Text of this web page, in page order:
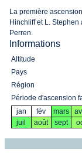
La première
Hinchliff et L. Stephen
Perren.
Informations
Altitude
Pays
Région
Période d'ascension
jan
fév mars
juil
août sept